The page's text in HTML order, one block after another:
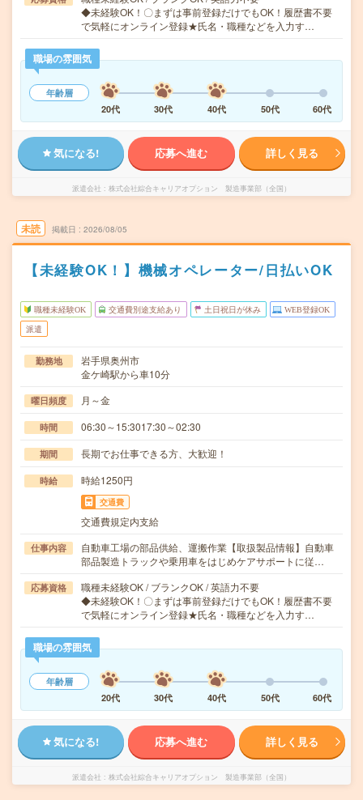
◆未経験OK！〇まずは事前登録だけでもOK！履歴書不要
で気軽にオンライン登録★氏名・職種などを入力す…
職場の雰囲気
年齢層
20代
30代 40代 50代 60代
気になる! 応募へ進む 詳しく見る
派遣会社 株式会社綜合キャリアオプション 製造事業部（全国）
未読 掲載日 2026/08/05
【未経験OK！】機械オペレーター/日払いOK
職種未経験OK 交通費別途支給あり 土日祝日が休み WEB登録OK
派遣
勤務地
岩手県奥州市
金ケ崎駅から車10分
曜日頻度 月～金
時間 06:30～15:3017:30～02:30
期間 長期でお仕事できる方、大歓迎！
時給 時給1250円
交通費
交通費規定内支給
仕事内容
自動車工場の部品供給、運搬作業【取扱製品情報】自動車
部品製造トラックや乗用車をはじめケアサポートに従…
応募資格
職種未経験OK / ブランクOK / 英語力不要
◆未経験OK！〇まずは事前登録だけでもOK！履歴書不要
で気軽にオンライン登録★氏名・職種などを入力す…
職場の雰囲気
年齢層
20代
30代 40代 50代 60代
気になる! 応募へ進む 詳しく見る
派遣会社 株式会社綜合キャリアオプション 製造事業部（全国）